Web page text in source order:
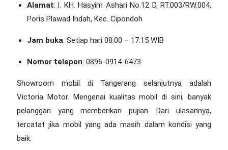
Alamat: l. KH. Hasyim Ashari No.12 D, RT.003/RW.004,
Poris Plawad Indah, Kec. Cipondoh
Jam buka: Setiap hari 08.00 – 17.15 WIB
Nomor telepon: 0896-0914-6473
Showroom mobil di Tangerangselanjutnya adalah
Victoria Motor. Mengenai kualitas mobil di sini, banyak
pelanggan yang memberikan pujian. Dari ulasannya,
tercatat jika mobil yang ada masih dalam kondisi yang
baik.